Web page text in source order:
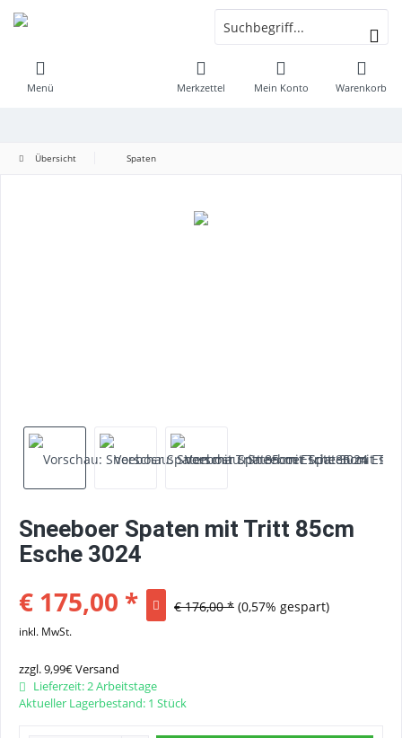
Menü Warenkorb
Merkzettel Mein Konto
Übersicht Spaten
Sneeboer Spaten mit Tritt 85cm
Esche 3024
€ 175,00 * € 176,00 * (0,57% gespart)
inkl. MwSt.
zzgl. 9,99€ Versand
Lieferzeit: 2 Arbeitstage
Aktueller Lagerbestand: 1 Stück